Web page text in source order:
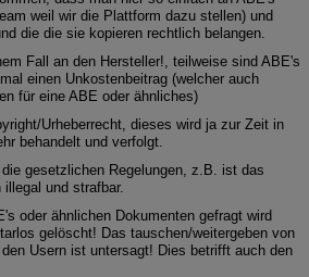
weil wir die Plattform dazu stellen) und
die die sie kopieren rechtlich belangen.
Fall an den Hersteller!, teilweise sind ABE's
einen Unkostenbeitrag (welcher auch
für eine ABE oder ähnliches)
Urheberrecht, dieses wird ja zur Zeit in
behandelt und verfolgt.
gesetzlichen Regelungen, z.B. ist das
und strafbar.
oder ähnlichen Dokumenten gefragt wird
gelöscht! Das tauschen/weitergeben von
Usern ist untersagt! Dies betrifft auch den